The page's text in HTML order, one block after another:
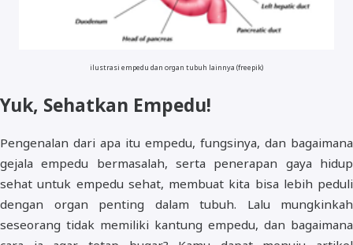
ilustrasi empedu dan organ tubuh lainnya (freepik)
Yuk, Sehatkan Empedu!
Pengenalan dari apa itu empedu, fungsinya, dan bagaimana
gejala empedu bermasalah, serta penerapan gaya hidup
sehat untuk empedu sehat, membuat kita bisa lebih peduli
dengan organ penting dalam tubuh. Lalu mungkinkah
seseorang tidak memiliki kantung empedu, dan bagaimana